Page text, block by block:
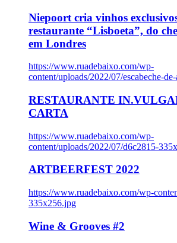
Niepoort cria vinhos
restaurante “Lisboeta”, do
em Londres
https://www.ruadebaixo.com/wp-
content/uploads/2022/07/escabeche-
RESTAURANTE
CARTA
https://www.ruadebaixo.com/wp-
content/uploads/2022/07/d6c2815-
ARTBEERFEST 2022
https://www.ruadebaixo.com/wp-
335x256.jpg
Wine & Grooves #2